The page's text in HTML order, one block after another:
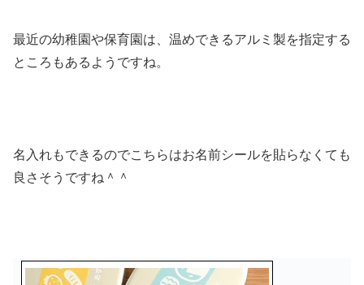
最近の幼稚園や保育園は、温めできるアルミ製を指定する
ところもあるようですね。
名入れもできるのでこちらはお名前シールを貼らなくても
良さそうですね＾＾